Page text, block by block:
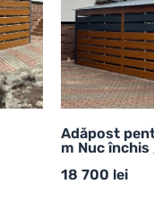
Adăpost
m Nuc
18 700 lei